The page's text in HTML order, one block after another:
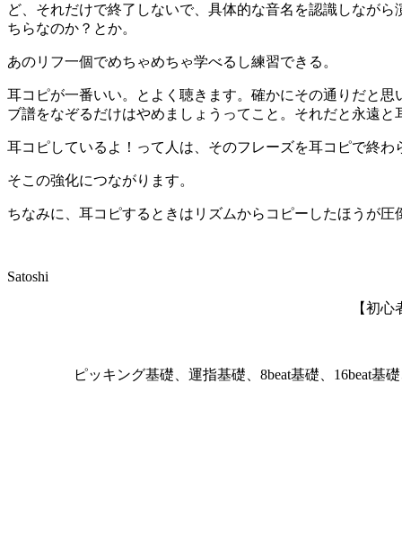
ど、それだけで終了しないで、具体的な音名を認識しなが
ちらなのか？とか。
あのリフ一個でめちゃめちゃ学べるし練習できる。
耳コピが一番いい。とよく聴きます。確かにその通りだと
ブ譜をなぞるだけはやめましょうってこと。それだと永遠
耳コピしているよ！って人は、そのフレーズを耳コピで終
そこの強化につながります。
ちなみに、耳コピするときはリズムからコピーしたほうが圧
Satoshi
【初
ピッキング基礎、運指基礎、8beat基礎、16beat